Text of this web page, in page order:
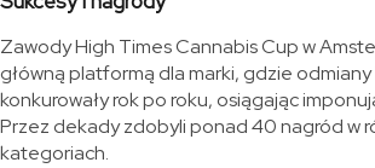
Zawody High Times Cannabis Cup w
główną platformą dla marki, gdzie odmiany
konkurowały rok po roku, osiągając
Przez dekady zdobyli ponad 40 nagród w
kategoriach.